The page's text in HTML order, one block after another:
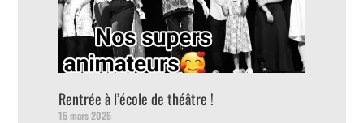
Rentrée à l’école de théâtre !
15 mars 2025